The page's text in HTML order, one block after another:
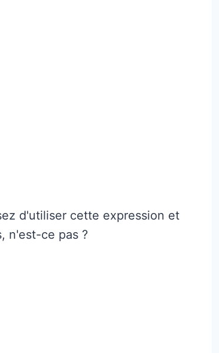
d'utiliser cette expression et
n'est-ce pas ?